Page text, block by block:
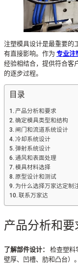
注塑模具设计是最重要的
有直接影响。作为 专业注
经验相结合，提供符合客
的逐步过程。
目录
产品分析和要求
确定模具类型和结构
闸门和流道系统设计
冷却系统设计
弹射系统设计
通风和表面处理
模具材料选择
原型设计和测试
为什么选择万家达定制
联系万家达
产品分析和要
了解部件设计： 检查塑料
壁厚、凹槽、肋和凸台）。